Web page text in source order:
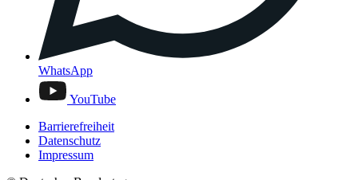
WhatsApp
YouTube
Barrierefreiheit
Datenschutz
Impressum